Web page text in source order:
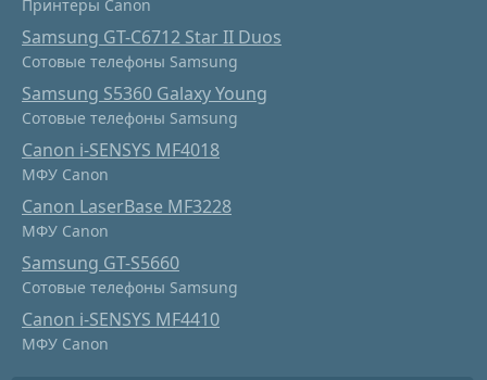
Принтеры Canon
Samsung GT-C6712 Star II Duos
Сотовые телефоны Samsung
Samsung S5360 Galaxy Young
Сотовые телефоны Samsung
Canon i-SENSYS MF4018
МФУ Canon
Canon LaserBase MF3228
МФУ Canon
Samsung GT-S5660
Сотовые телефоны Samsung
Canon i-SENSYS MF4410
МФУ Canon